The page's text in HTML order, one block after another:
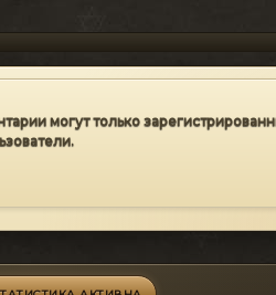
могут только